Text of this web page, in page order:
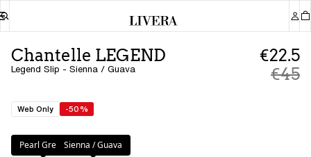
Chantelle LEGEND
Legend Slip - Sienna / Guava
€22.5
€45
Web Only -50%
Kleur:Sienna / Guava
Pearl GreenSienna / Guava